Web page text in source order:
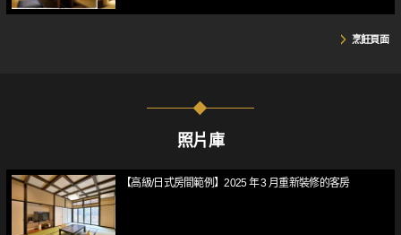
烹飪頁面
照片庫
【高級/日式房間範例】2025 年 3 月重新裝修的客房